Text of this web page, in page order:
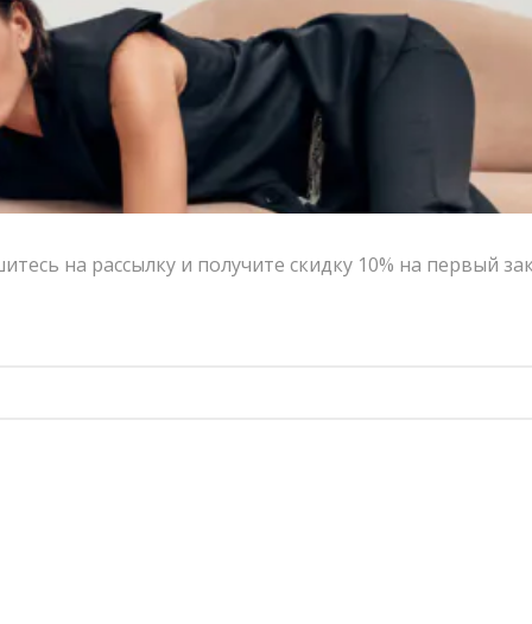
на рассылку и получите скидку 10% на первый